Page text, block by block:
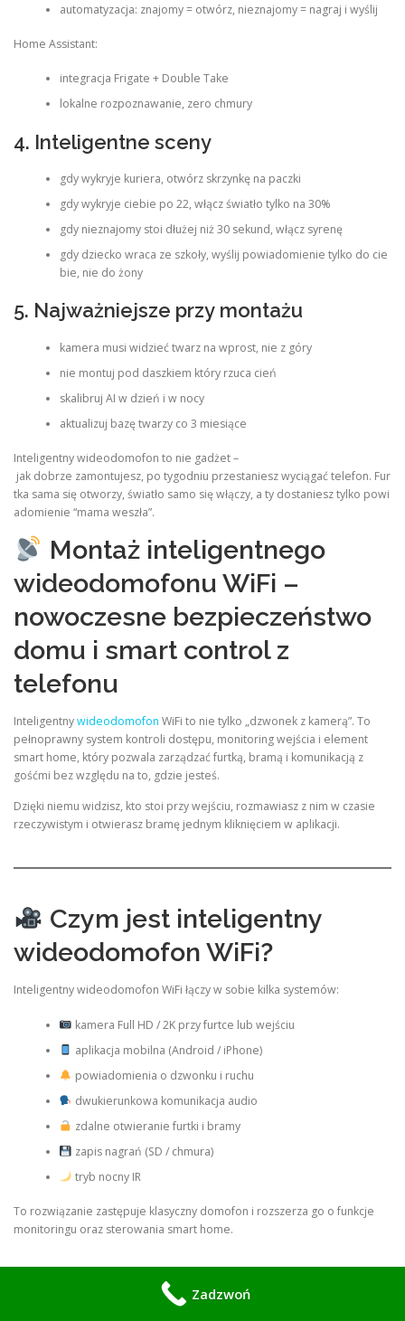
automatyzacja: znajomy = otwórz, nieznajomy = nagraj i wyślij
Home Assistant:
integracja Frigate + Double Take
lokalne rozpoznawanie, zero chmury
4. Inteligentne sceny
gdy wykryje kuriera, otwórz skrzynkę na paczki
gdy wykryje ciebie po 22, włącz światło tylko na 30%
gdy nieznajomy stoi dłużej niż 30 sekund, włącz syrenę
gdy dziecko wraca ze szkoły, wyślij powiadomienie tylko do cie
bie, nie do żony
5. Najważniejsze przy montażu
kamera musi widzieć twarz na wprost, nie z góry
nie montuj pod daszkiem który rzuca cień
skalibruj AI w dzień i w nocy
aktualizuj bazę twarzy co 3 miesiące
Inteligentny wideodomofon to nie gadżet –
jak dobrze zamontujesz, po tygodniu przestaniesz wyciągać telefon. Fur
tka sama się otworzy, światło samo się włączy, a ty dostaniesz tylko powi
adomienie “mama weszła”.
Montaż inteligentnego
wideodomofonu WiFi –
nowoczesne bezpieczeństwo
domu i smart control z
telefonu
Inteligentnywideodomofon WiFi to nie tylko „dzwonek z kamerą”. To
pełnoprawny system kontroli dostępu, monitoring wejścia i element
smart home, który pozwala zarządzać furtką, bramą i komunikacją z
gośćmi bez względu na to, gdzie jesteś.
Dzięki niemu widzisz, kto stoi przy wejściu, rozmawiasz z nim w czasie
rzeczywistym i otwierasz bramę jednym kliknięciem w aplikacji.
Czym jest inteligentny
wideodomofon WiFi?
Inteligentny wideodomofon WiFi łączy w sobie kilka systemów:
kamera Full HD / 2K przy furtce lub wejściu
aplikacja mobilna (Android / iPhone)
powiadomienia o dzwonku i ruchu
dwukierunkowa komunikacja audio
zdalne otwieranie furtki i bramy
zapis nagrań (SD / chmura)
tryb nocny IR
To rozwiązanie zastępuje klasyczny domofon i rozszerza go o funkcje
monitoringu oraz sterowania smart home.
Zadzwoń